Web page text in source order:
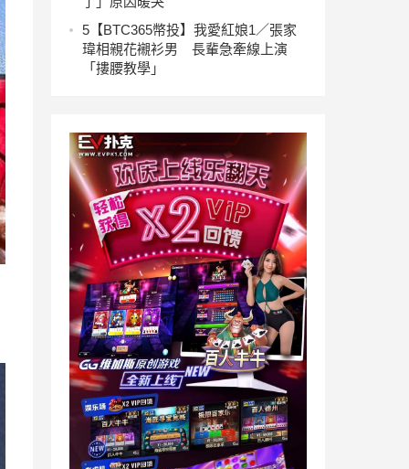
5 【BTC365幣投】我愛紅娘1／張家
瑋相親花襯衫男 長輩急牽線上演
「摟腰教學」